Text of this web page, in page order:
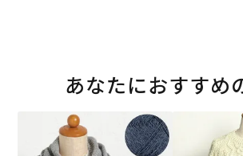
あなたにおすすめ